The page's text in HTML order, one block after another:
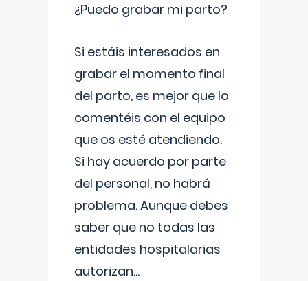
¿Puedo grabar mi parto?
Si estáis interesados en
grabar el momento final
del parto, es mejor que lo
comentéis con el equipo
que os esté atendiendo.
Si hay acuerdo por parte
del personal, no habrá
problema. Aunque debes
saber que no todas las
entidades hospitalarias
autorizan...